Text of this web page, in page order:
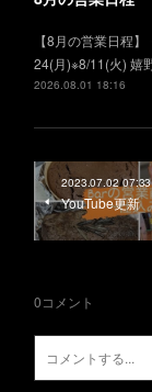
【8月の営業日程
24(月)※8/11(火) 嬉
2026.08.01 18:16
2023.07.02 07:33
YouTube更新
0コメント